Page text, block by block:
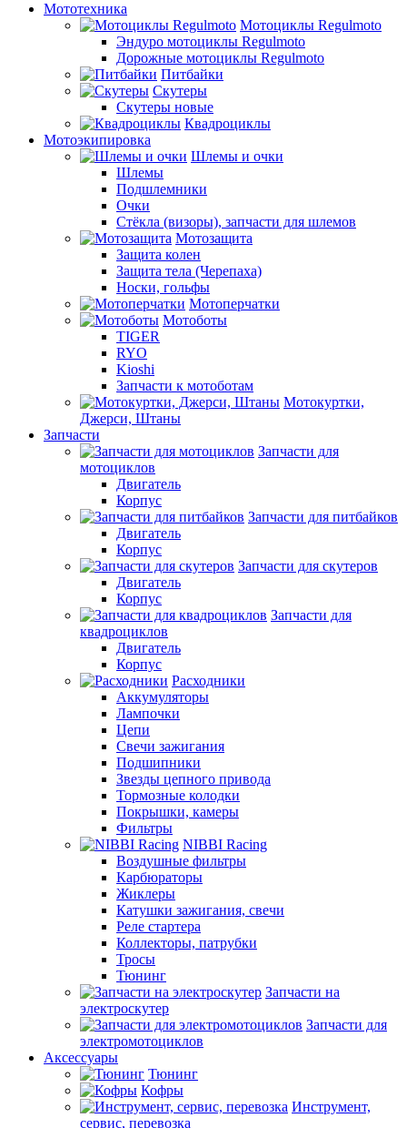
Мототехника
Мотоциклы Regulmoto
Эндуро мотоциклы Regulmoto
Дорожные мотоциклы Regulmoto
Питбайки
Скутеры
Скутеры новые
Квадроциклы
Мотоэкипировка
Шлемы и очки
Шлемы
Подшлемники
Очки
Стёкла (визоры), запчасти для шлемов
Мотозащита
Защита колен
Защита тела (Черепаха)
Носки, гольфы
Мотоперчатки
Мотоботы
TIGER
RYO
Kioshi
Запчасти к мотоботам
Мотокуртки,
Джерси, Штаны
Запчасти
Запчасти для
мотоциклов
Двигатель
Корпус
Запчасти для питбайков
Двигатель
Корпус
Запчасти для скутеров
Двигатель
Корпус
Запчасти для
квадроциклов
Двигатель
Корпус
Расходники
Аккумуляторы
Лампочки
Цепи
Свечи зажигания
Подшипники
Звезды цепного привода
Тормозные колодки
Покрышки, камеры
Фильтры
NIBBI Racing
Воздушные фильтры
Карбюраторы
Жиклеры
Катушки зажигания, свечи
Реле стартера
Коллекторы, патрубки
Тросы
Тюнинг
Запчасти на
электроскутер
Запчасти для
электромотоциклов
Аксессуары
Тюнинг
Кофры
Инструмент,
сервис, перевозка